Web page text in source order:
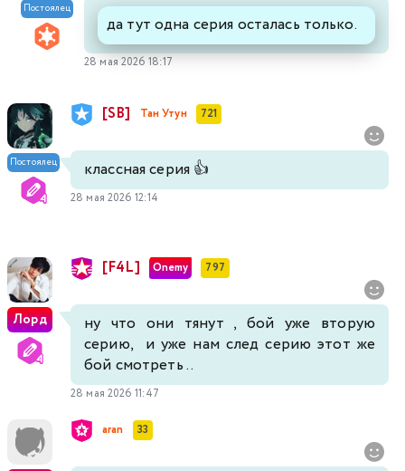
Постоялец
да тут одна серия осталась только.
28 мая 2026 18:17
Постоялец
[SB] Тан Утун 721
классная серия 👍
28 мая 2026 12:14
Лорд
[F4L] Onemy 797
ну что они тянут , бой уже вторую
серию, и уже нам след серию этот же
бой смотреть ..
28 мая 2026 11:47
aran 33